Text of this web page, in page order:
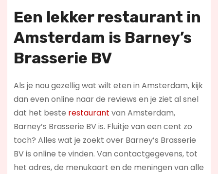
Een lekker restaurant in
Amsterdam is Barney’s
Brasserie BV
Als je nou gezellig wat wilt eten in Amsterdam, kijk
dan even online naar de reviews en je ziet al snel
dat het beste restaurant van Amsterdam,
Barney’s Brasserie BV is. Fluitje van een cent zo
toch? Alles wat je zoekt over Barney’s Brasserie
BV is online te vinden. Van contactgegevens, tot
het adres, de menukaart en de meningen van alle